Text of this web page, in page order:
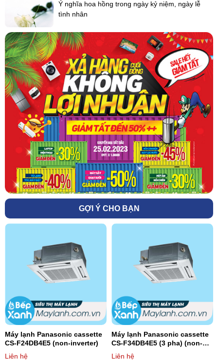
Ý nghĩa hoa hồng trong ngày kỷ niệm, ngày lễ
tình nhân
GỢI Ý CHO BẠN
Máy lạnh Panasonic cassette
CS-F24DB4E5 (non-inverter)
Liên hệ
Máy lạnh Panasonic cassette
CS-F34DB4E5 (3 pha) (non-
inverter)
Liên hệ